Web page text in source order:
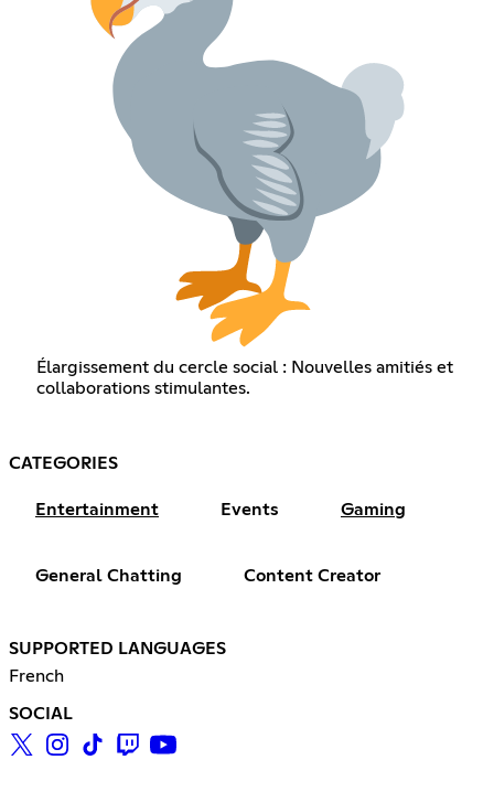
Élargissement du cercle social : Nouvelles amitiés et
collaborations stimulantes.
CATEGORIES
Entertainment Events Gaming
General Chatting Content Creator
SUPPORTED LANGUAGES
French
SOCIAL